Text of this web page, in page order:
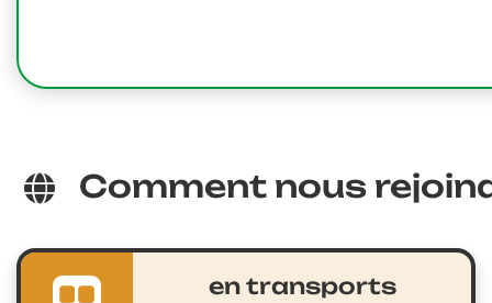
Comment nous
en transports